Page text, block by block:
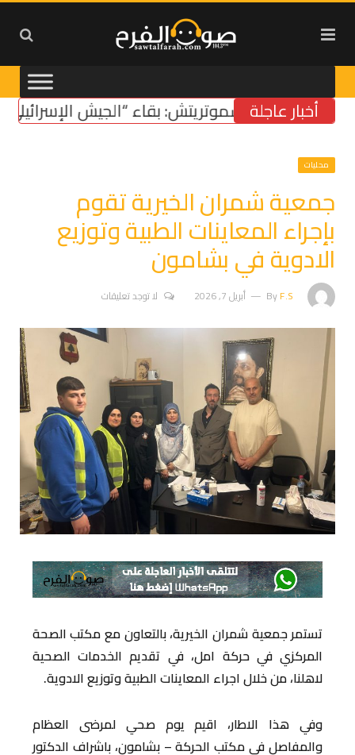
أخبار عاجلةسموتريتش: بقاء “الجيش الإسرائيلي”
محليات
جمعية شمران الخيرية تقوم
بإجراء المعاينات الطبية وتوزيع
الادوية في بشامون
ByF.S أبريل 7, 2026 لا توجد تعليقات
تستمر جمعية شمران الخيرية، بالتعاون مع مكتب الصحة
المركزي في حركة امل، في تقديم الخدمات الصحية
لاهلنا، من خلال اجراء المعاينات الطبية وتوزيع الادوية.
وفي هذا الاطار، اقيم يوم صحي لمرضى العظام
والمفاصل في مكتب الحركة – بشامون، باشراف الدكتور